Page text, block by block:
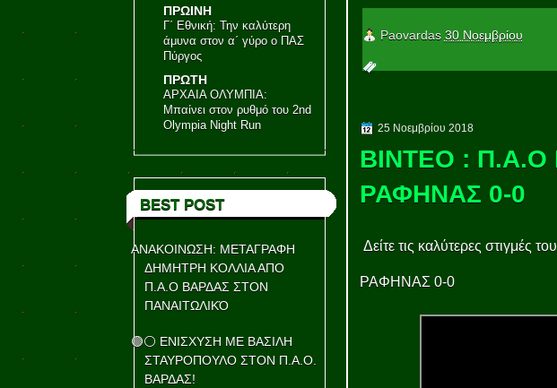
ΠΡΩΙΝΗ
Γ΄ Εθνική: Την καλύτερη
άμυνα στον α΄ γύρο ο ΠΑΣ
Πύργος
ΠΡΩΤΗ
ΑΡΧΑΙΑ ΟΛΥΜΠΙΑ:
Μπαίνει στον ρυθμό του 2nd
Olympia Night Run
BEST POST
ΑΝΑΚΟΙΝΩΣΗ: ΜΕΤΑΓΡΑΦΗ
ΔΗΜΗΤΡΗ ΚΟΛΛΙΑ ΑΠΟ
Π.Α.Ο ΒΑΡΔΑΣ ΣΤΟΝ
ΠΑΝΑΙΤΩΛΙΚΌ
🟢⚪ ΕΝΙΣΧΥΣΗ ΜΕ ΒΑΣΙΛΗ
ΣΤΑΥΡΟΠΟΥΛΟ ΣΤΟΝ Π.Α.Ο.
ΒΑΡΔΑΣ!
Paovardas 30 Νοεμβρίου
25 Νοεμβρίου 2018
ΒΙΝΤΕΟ :
ΡΑΦΗΝΑΣ 0-0
Δείτε τις καλύτερες
ΡΑΦΗΝΑΣ 0-0